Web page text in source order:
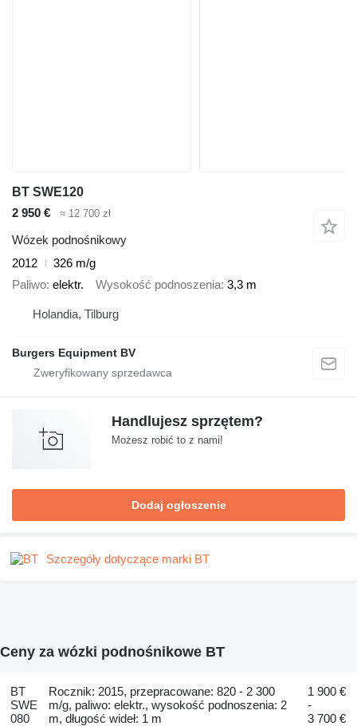
BT SWE120
2 950 €
≈ 12 700 zł
Wózek podnośnikowy
2012
326 m/g
Paliwo elektr. Wysokość podnoszenia 3,3 m
Holandia, Tilburg
Burgers Equipment BV
Handlujesz sprzętem?
Możesz robić to z nami!
Dodaj ogłoszenie
Szczegóły dotyczące marki BT
Ceny za wózki podnośnikowe BT
BT
SWE
080
Rocznik: 2015, przepracowane: 820 - 2 300
m/g, paliwo: elektr., wysokość podnoszenia: 2
m, długość wideł: 1 m
1 900 €
-
3 700 €